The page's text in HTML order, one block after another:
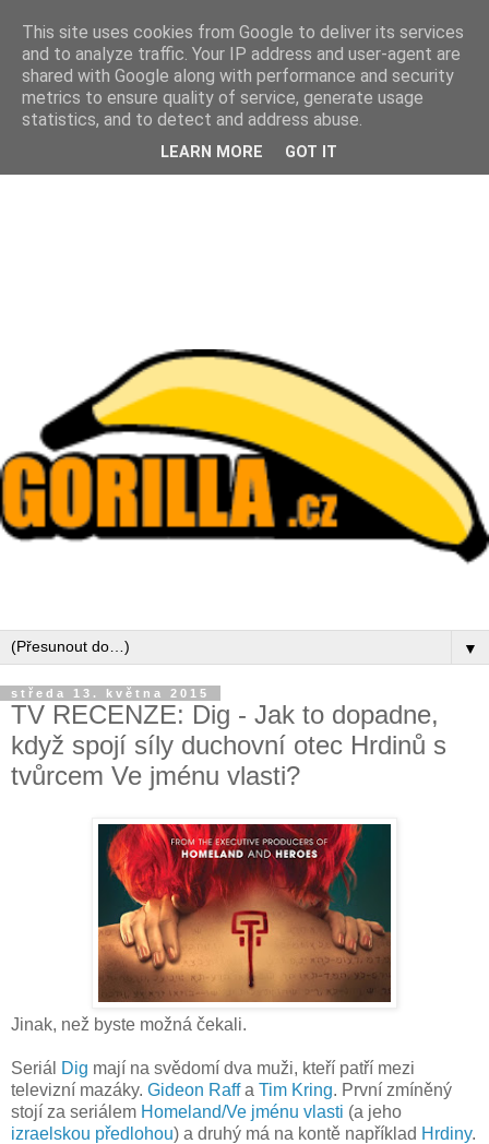
▼
středa 13. května 2015
TV RECENZE: Dig - Jak to dopadne,
když spojí síly duchovní otec Hrdinů s
tvůrcem Ve jménu vlasti?
Jinak, než byste možná čekali.
Seriál Dig mají na svědomí dva muži, kteří patří mezi
televizní mazáky. Gideon Raffa Tim Kring. První zmíněný
stojí za seriálem Homeland/Ve jménu vlasti (a jeho
izraelskou předlohou) a druhý má na kontě například Hrdiny.
This site uses cookies from Google to deliver its services
and to analyze traffic. Your IP address and user-agent are
shared with Google along with performance and security
metrics to ensure quality of service, generate usage
statistics, and to detect and address abuse.
LEARN MORE GOT IT